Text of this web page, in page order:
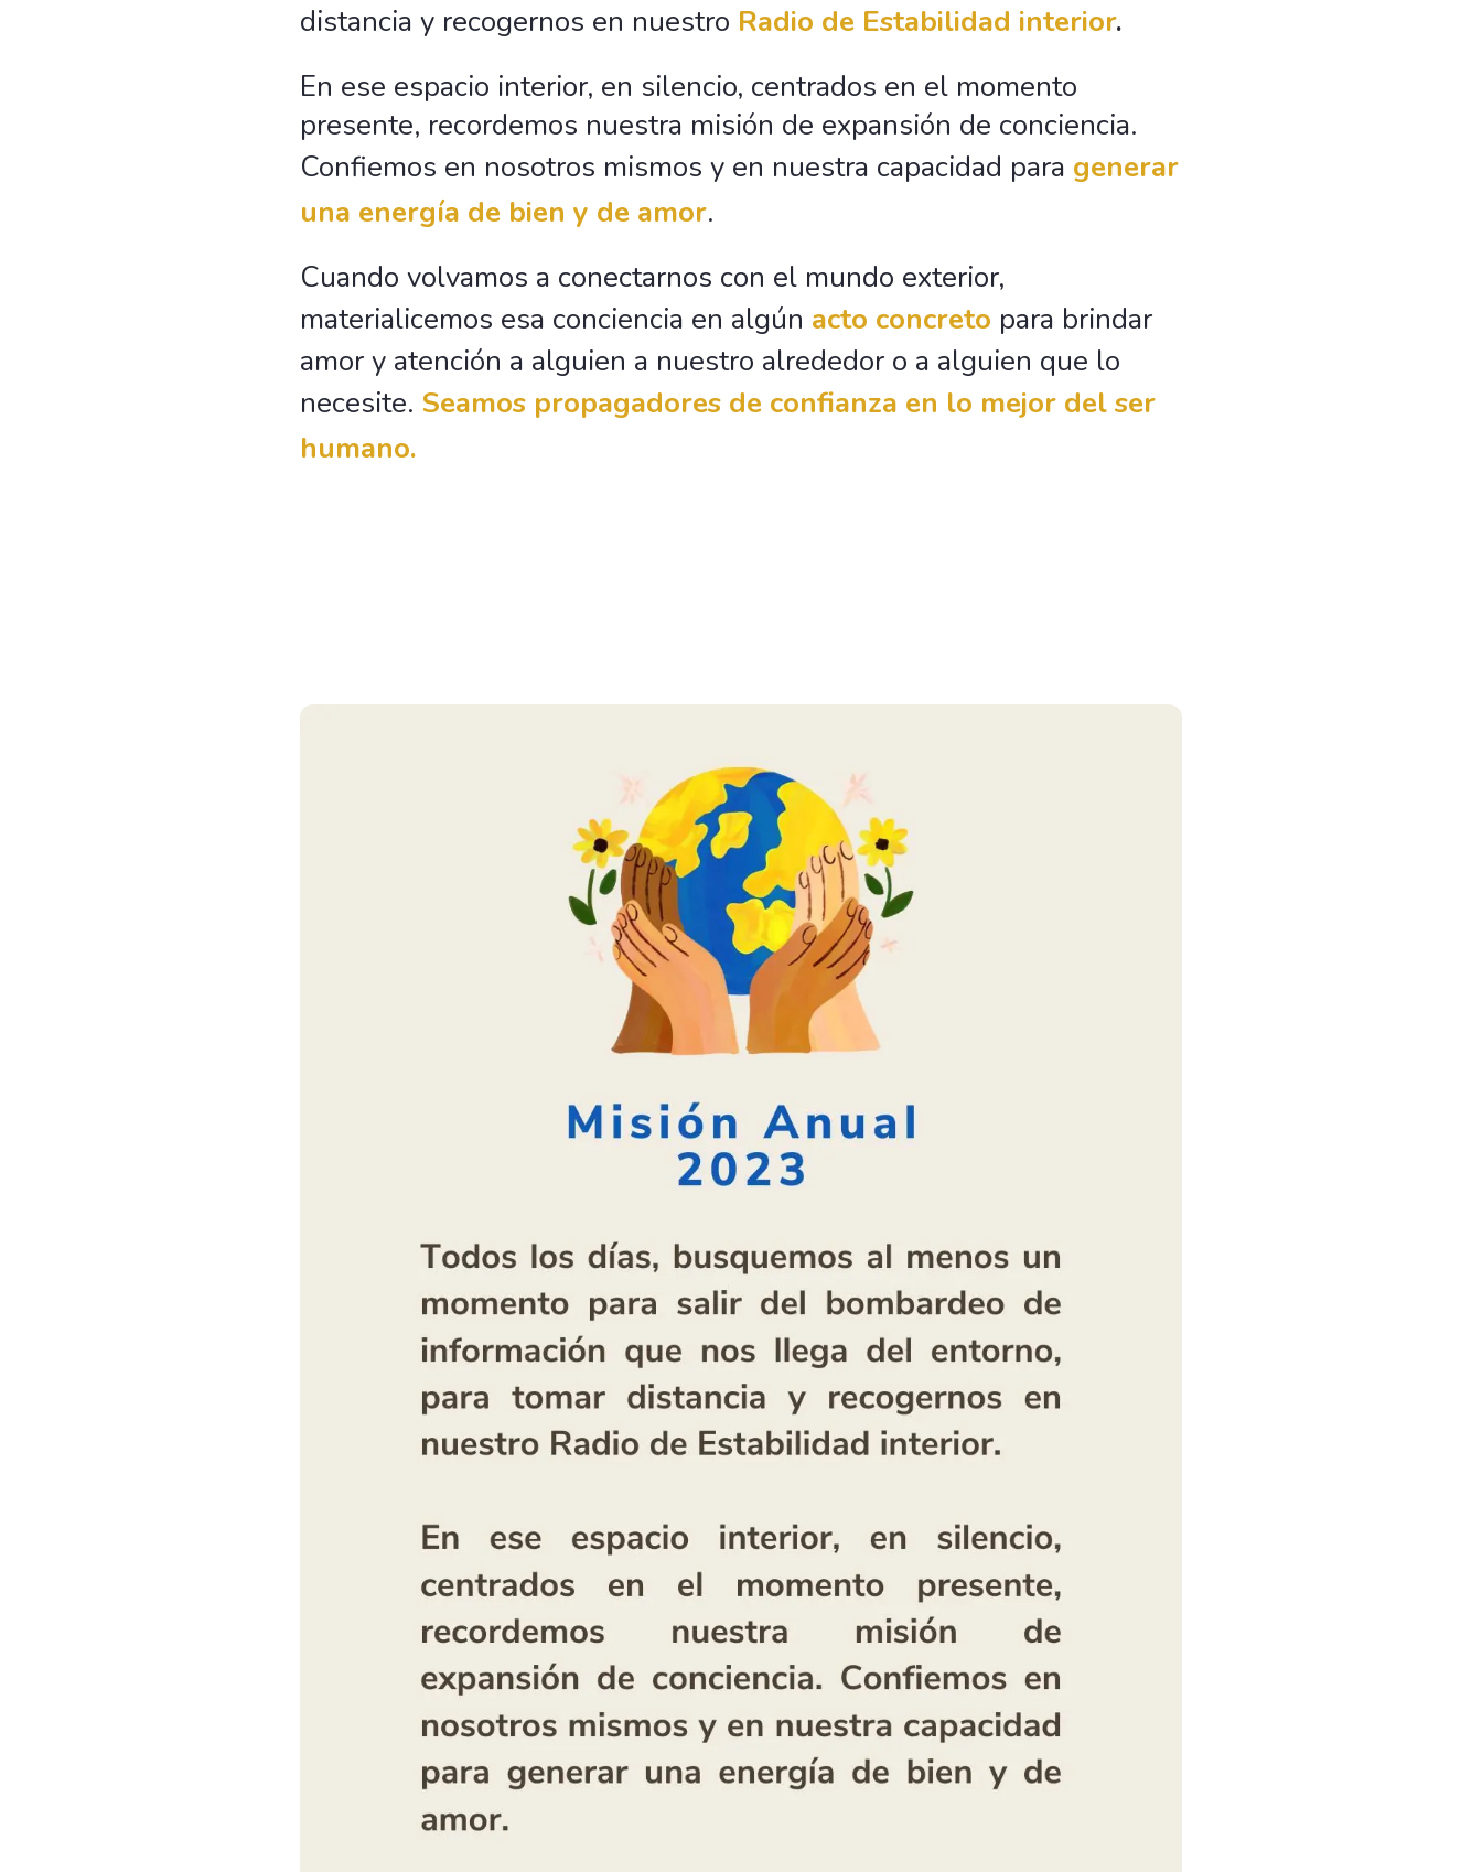
distancia y recogernos en nuestro Radio de Estabilidad interior.
En ese espacio interior, en silencio, centrados en el momento
presente, recordemos nuestra misión de expansión de conciencia.
Confiemos en nosotros mismos y en nuestra capacidad para generar
una energía de bien y de amor.
Cuando volvamos a conectarnos con el mundo exterior,
materialicemos esa conciencia en algún acto concreto para brindar
amor y atención a alguien a nuestro alrededor o a alguien que lo
necesite. Seamos propagadores de confianza en lo mejor del ser
humano.